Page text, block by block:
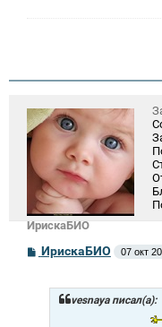
ИрискаБИО
С
о
ИрискаБИО 07 окт
vesnaya писал(а):